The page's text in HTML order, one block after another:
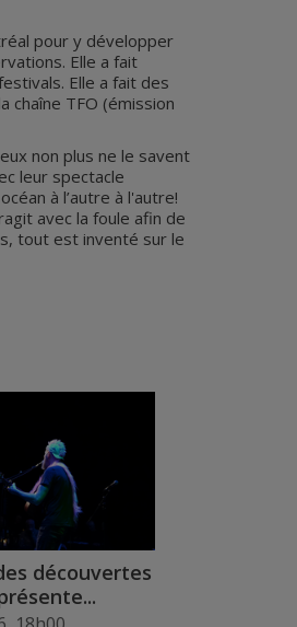
pour y développer
Elle a fait
Elle a fait des
chaîne TFO (émission
non plus ne le savent
leur spectacle
à l’autre à l'autre!
avec la foule afin de
tout est inventé sur le
découvertes